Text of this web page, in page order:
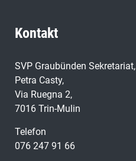
Kontakt
SVP Graubünden Sekretariat,
Petra Casty,
Via Ruegna 2,
7016 Trin-Mulin
Telefon
076 247 91 66